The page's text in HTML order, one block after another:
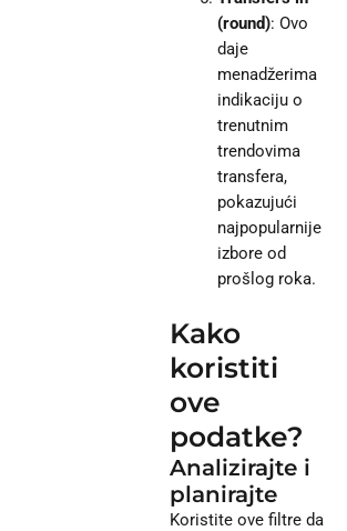
(round): Ovo
daje
menadžerima
indikaciju o
trenutnim
trendovima
transfera,
pokazujući
najpopularnije
izbore od
prošlog roka.
Kako
koristiti
ove
podatke?
Analizirajte i
planirajte
Koristite ove filtre da